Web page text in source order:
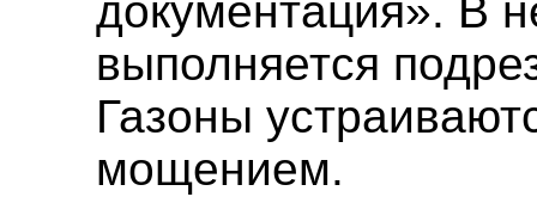
документация». В
выполняется
Газоны
мощением.